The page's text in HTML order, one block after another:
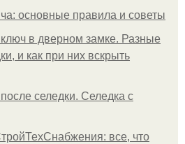
основные правила и советы
в дверном замке. Разные
и как при них вскрыть
селедки. Селедка с
все, что